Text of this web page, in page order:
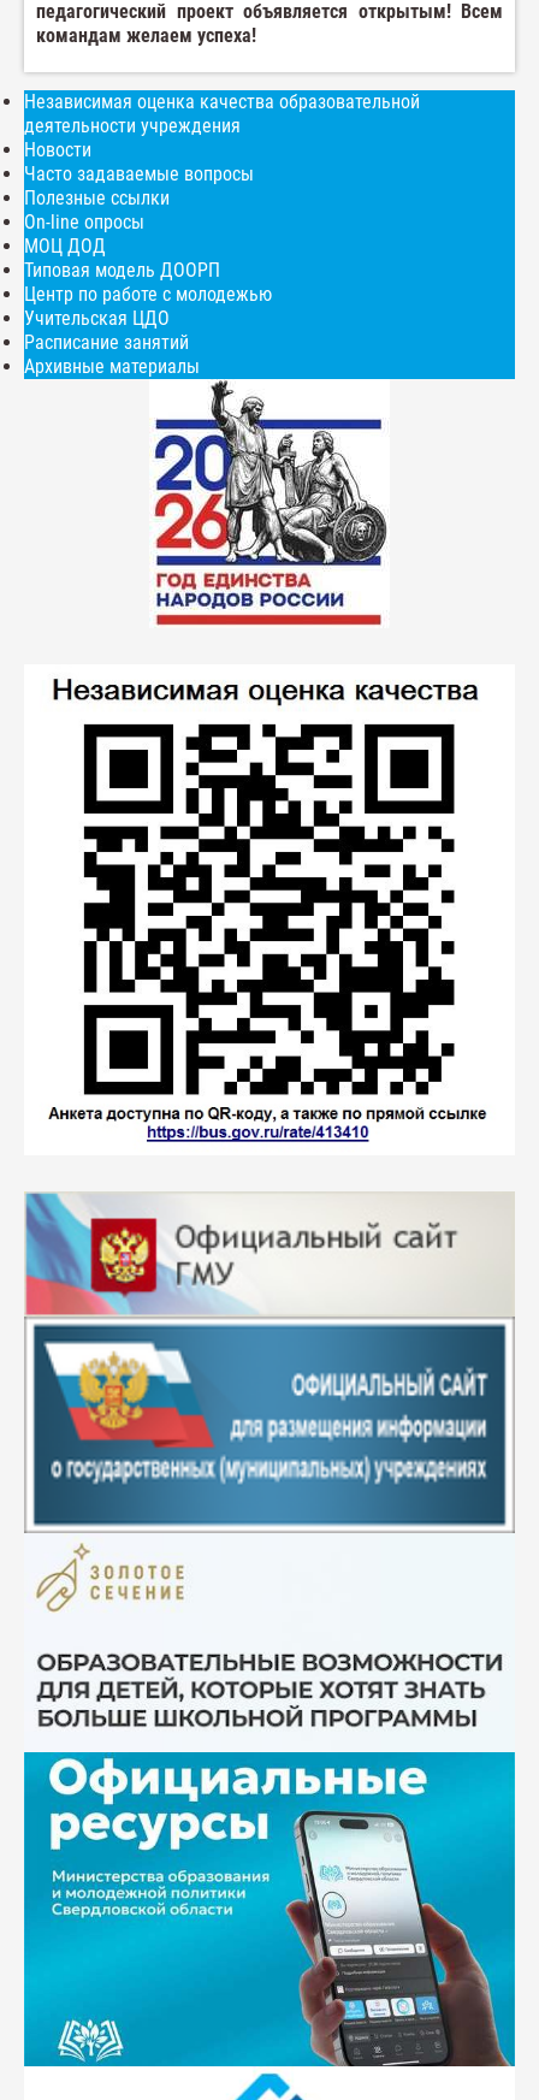
педагогический проект объявляется открытым! Всем
командам желаем успеха!
Независимая оценка качества образовательной
деятельности учреждения
Новости
Часто задаваемые вопросы
Полезные ссылки
On-line опросы
МОЦ ДОД
Типовая модель ДООРП
Центр по работе с молодежью
Учительская ЦДО
Расписание занятий
Архивные материалы